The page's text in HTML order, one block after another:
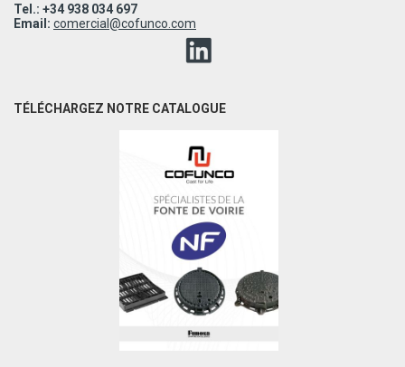
Tel.: +34 938 034 697
Email: comercial@cofunco.com
TÉLÉCHARGEZ NOTRE CATALOGUE